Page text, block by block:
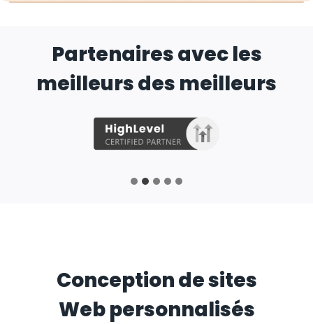
Partenaires avec les
meilleurs des meilleurs
Conception de sites
Web personnalisés